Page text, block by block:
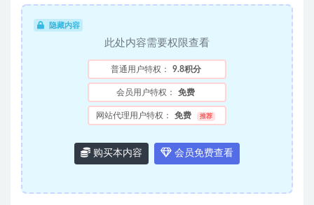
隐藏内容
此处内容需要权限查看
普通用户特权： 9.8积分
会员用户特权： 免费
网站代理用户特权： 免费 推荐
购买本内容 会员免费查看